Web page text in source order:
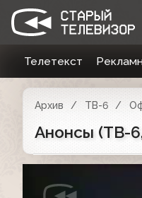
Телетекст
Архив ТВ-6
Анонсы (ТВ-